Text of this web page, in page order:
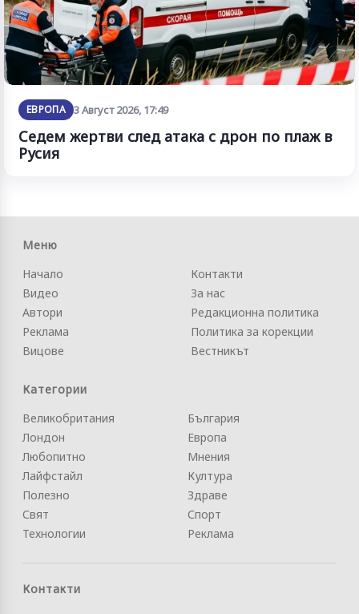
ЕВРОПА 3 Август 2026, 17:49
Седем жертви след атака с дрон по плаж в
Русия
Меню
Начало
Видео
Автори
Реклама
Вицове
Контакти
За нас
Редакционна политика
Политика за корекции
Вестникът
Категории
Великобритания
Лондон
Любопитно
Лайфстайл
Полезно
Свят
Технологии
България
Европа
Мнения
Култура
Здраве
Спорт
Реклама
Контакти